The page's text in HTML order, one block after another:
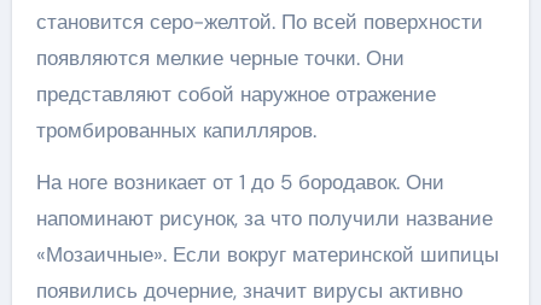
становится серо-желтой. По всей поверхности
появляются мелкие черные точки. Они
представляют собой наружное отражение
тромбированных капилляров.
На ноге возникает от 1 до 5 бородавок. Они
напоминают рисунок, за что получили название
«Мозаичные». Если вокруг материнской шипицы
появились дочерние, значит вирусы активно